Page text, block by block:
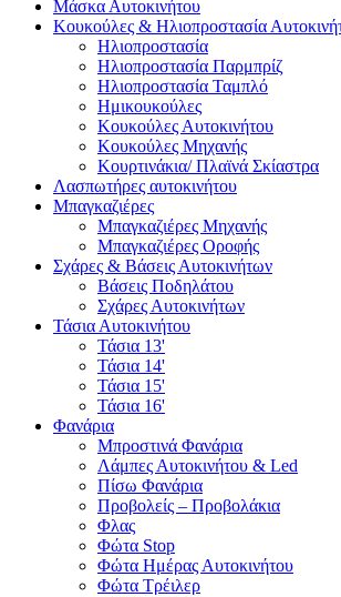
Μάσκα Αυτοκινήτου
Κουκούλες & Ηλιοπροστασία
Ηλιοπροστασία
Ηλιοπροστασία Παρμπρίζ
Ηλιοπροστασία Ταμπλό
Ημικουκούλες
Κουκούλες Αυτοκινήτου
Κουκούλες Μηχανής
Κουρτινάκια/ Πλαϊνά Σκίαστρα
Λασπωτήρες αυτοκινήτου
Μπαγκαζιέρες
Μπαγκαζιέρες Μηχανής
Μπαγκαζιέρες Οροφής
Σχάρες & Βάσεις Αυτοκινήτων
Βάσεις Ποδηλάτου
Σχάρες Αυτοκινήτων
Τάσια Αυτοκινήτου
Τάσια 13'
Τάσια 14'
Τάσια 15'
Τάσια 16'
Φανάρια
Μπροστινά Φανάρια
Λάμπες Αυτοκινήτου & Led
Πίσω Φανάρια
Προβολείς – Προβολάκια
Φλας
Φώτα Stop
Φώτα Ημέρας Αυτοκινήτου
Φώτα Τρέιλερ